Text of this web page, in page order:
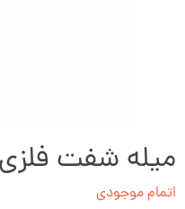
میله شفت فلزی G2 10cm
اتمام موجودی